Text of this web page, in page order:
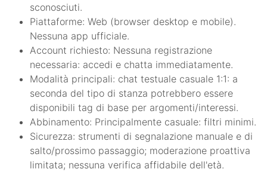
sconosciuti.
Piattaforme: Web (browser desktop e mobile).
Nessuna app ufficiale.
Account richiesto: Nessuna registrazione
necessaria: accedi e chatta immediatamente.
Modalità principali: chat testuale casuale 1:1: a
seconda del tipo di stanza potrebbero essere
disponibili tag di base per argomenti/interessi.
Abbinamento: Principalmente casuale: filtri minimi.
Sicurezza: strumenti di segnalazione manuale e di
salto/prossimo passaggio; moderazione proattiva
limitata; nessuna verifica affidabile dell'età.